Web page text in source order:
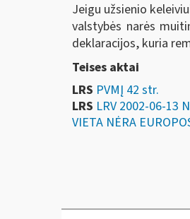
Jeigu užsienio
valstybės narės
deklaracijos, kuria
Teises aktai
LRS PVMĮ 42 str.
LRS LRV 2002-06-13
VIETA NĖRA